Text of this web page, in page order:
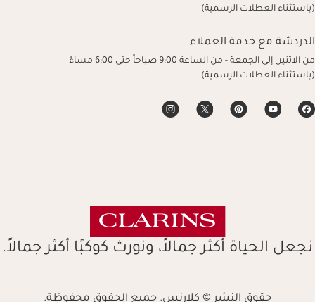
(باستثناء العطلات الرسمية)
الدردشة مع خدمة العملاء
من الاثنين إلى الجمعة - من الساعة 9:00 صباحاً حتى 6:00 مساءً
(باستثناء العطلات الرسمية)
نجعل الحياة أكثر جمالاً، ونورث كوكبًا أكثر جمالاً.
حقوق النشر © كلارنس. جميع الحقوق محفوظة.